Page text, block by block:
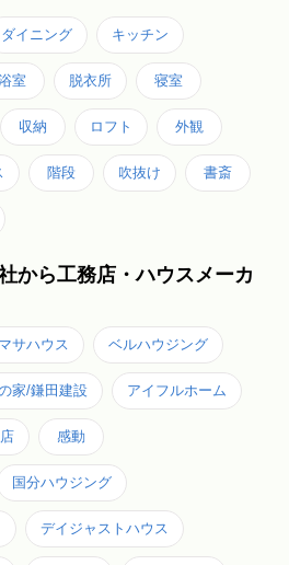
ダイニング キッチン
室 脱衣所 寝室
収納 ロフト 外観
階段 吹抜け 書斎
から工務店・ハウスメーカ
サハウス ベルハウジング
家/鎌田建設 アイフルホーム
感動
国分ハウジング
デイジャストハウス